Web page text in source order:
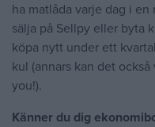
ha matlåda varje dag i
sälja på Sellpy eller byta
köpa nytt under ett
kul (annars kan det
you!).
Känner du dig